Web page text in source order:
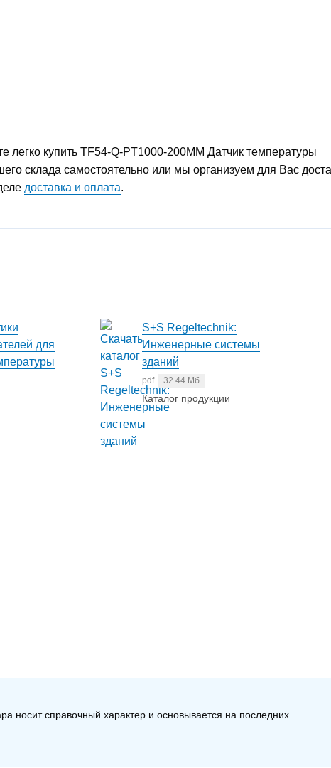
купить TF54-Q-PT1000-200MM Датчик температуры
склада самостоятельно или мы организуем для Вас
доставка и оплата.
для
S+S Regeltechnik:
Инженерные системы
зданий
pdf 32.44 Мб
Каталог продукции
носит справочный характер и основывается на последних